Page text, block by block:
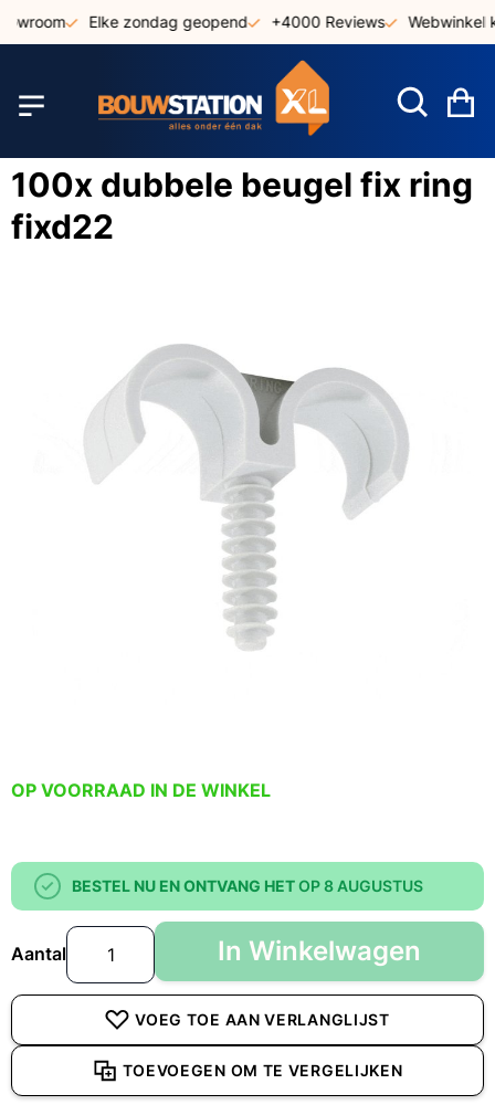
Elke zondag geopend +4000 Reviews Webwinkel
100x dubbele beugel fix ring
fixd22
OP VOORRAAD IN DE WINKEL
BESTEL NU EN ONTVANG HETOP 8 AUGUSTUS
Aantal In Winkelwagen
VOEG TOE AAN VERLANGLIJST
TOEVOEGEN OM TE VERGELIJKEN